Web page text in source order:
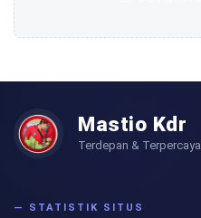
Mastio Kdr
Terdepan & Terpercaya
— STATISTIK SITUS